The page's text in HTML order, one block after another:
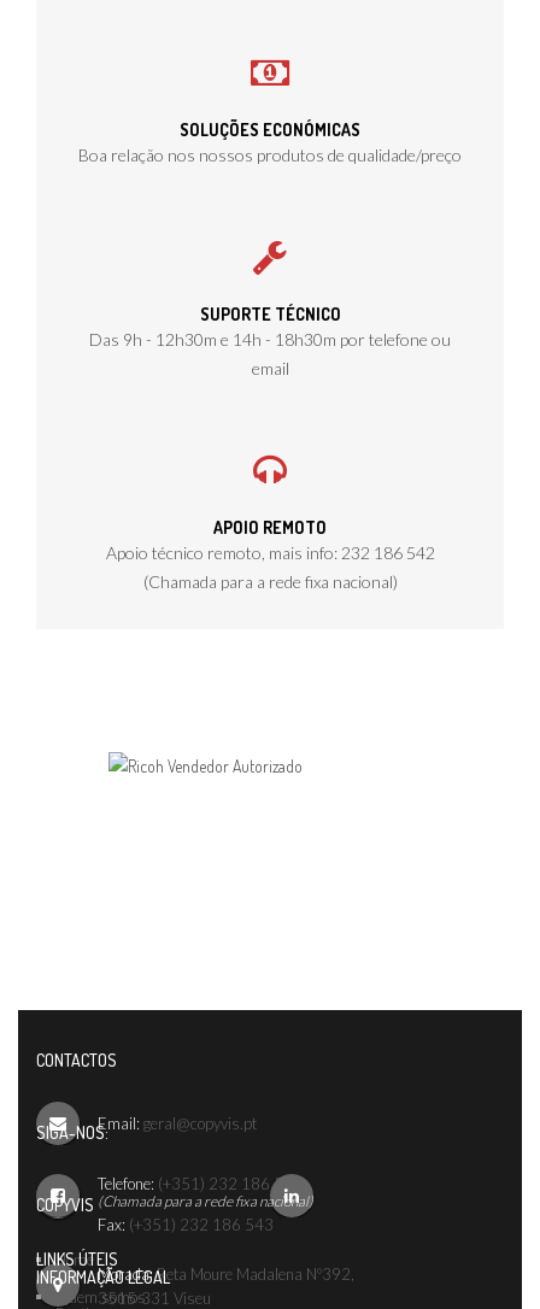
SOLUÇÕES ECONÓMICAS
Boa relação nos nossos produtos de qualidade/preço
SUPORTE TÉCNICO
Das 9h - 12h30m e 14h - 18h30m por telefone ou
email
APOIO REMOTO
Apoio técnico remoto, mais info: 232 186 542
(Chamada para a rede fixa nacional)
CONTACTOS
Email: geral@copyvis.pt
Telefone: (+351) 232 186 542
(Chamada para a rede fixa nacional)
Fax: (+351) 232 186 543
Morada:Reta Moure Madalena Nº392,
3515-331 Viseu
SIGA-NOS:
COPYVIS
Home
Quem somos
LINKS ÚTEIS
INFORMAÇÃO LEGAL